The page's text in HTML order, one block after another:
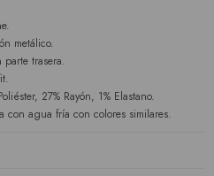
metálico.
parte trasera.
27% Rayón, 1% Elastano.
con agua fría con colores similares.